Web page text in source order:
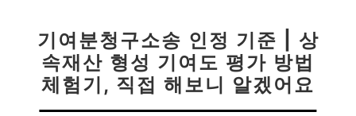
기여분청구소송 인정 기준 | 상
속재산 형성 기여도 평가 방법
체험기, 직접 해보니 알겠어요